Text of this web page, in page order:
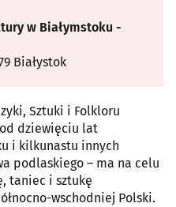
w Białymstoku -
Białystok
Sztuki i Folkloru
dziewięciu lat
i kilkunastu innych
podlaskiego – ma na celu
taniec i sztukę
wschodniej Polski.